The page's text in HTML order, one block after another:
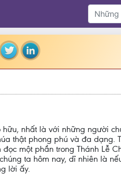
nhất là với những người
thật phong phú và đa dạng.
một phần trong Thánh Lễ
ta hôm nay, dĩ nhiên là
lời ấy.